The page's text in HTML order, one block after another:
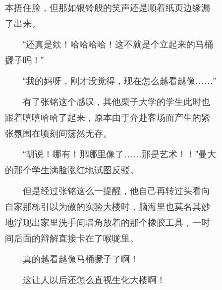
本捂住脸，但那如银铃般的笑声还是顺着纸页边缘漏
了出来。
“还真是欸！哈哈哈哈！这不就是个立起来的马桶
搋子吗！”
“我的妈呀，刚才没觉得，现在怎么越看越像……”
有了张铭这个感叹，其他栗子大学的学生此时也
跟着嘻嘻哈哈了起来，原本由于奔赴客场而产生的紧
张氛围在顷刻间荡然无存。
“胡说！哪有！那哪里像了……那是艺术！！”曼大
的那个学生满脸涨红地试图反驳。
但是经过张铭这么一提醒，他自己再转过头看向
自家那栋引以为傲的实验大楼时，脑海里也莫名其妙
地浮现出家里洗手间墙角放着的那个橡胶工具，一时
间后面的辩解直接卡在了喉咙里。
真的越看越像马桶搋子了啊！
这让人以后还怎么直视生化大楼啊！